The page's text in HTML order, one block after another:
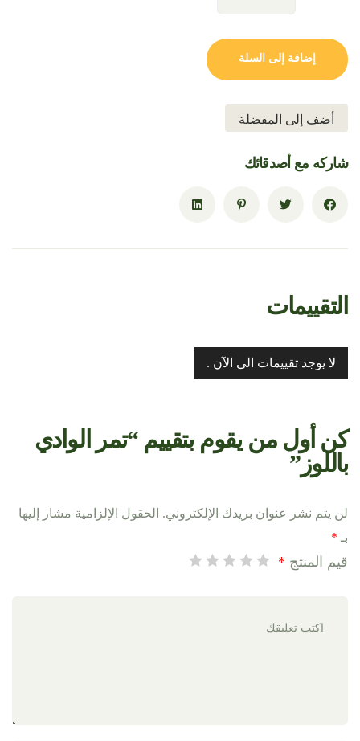
إضافة إلى السلة
أضف إلى المفضلة
شاركه مع أصدقائك
التقييمات
لا يوجد تقييمات الى الآن .
كن أول من يقوم بتقييم “تمر الوادي
باللوز”
لن يتم نشر عنوان بريدك الإلكتروني. الحقول الإلزامية مشار إليها
بـ *
قيم المنتج *